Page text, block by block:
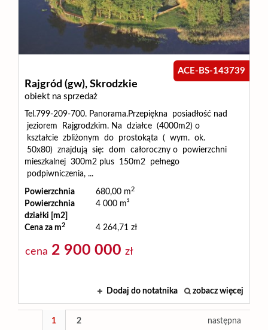
Rajgród (gw), Skrodzkie
obiekt na sprzedaż
ACE-BS-143739
Tel.799-209-700. Panorama.Przepiękna posiadłość nad
jeziorem Rajgrodzkim. Na działce (4000m2) o
kształcie zbliżonym do prostokąta ( wym. ok.
50x80) znajdują się: dom całoroczny o powierzchni
mieszkalnej 300m2 plus 150m2 pełnego
podpiwniczenia, ...
Powierzchnia 680,00 m2
Powierzchnia
działki [m2]
4 000 m²
Cena za m2 4 264,71 zł
cena 2 900 000 zł
Dodaj do notatnika zobacz więcej
1 2 następna